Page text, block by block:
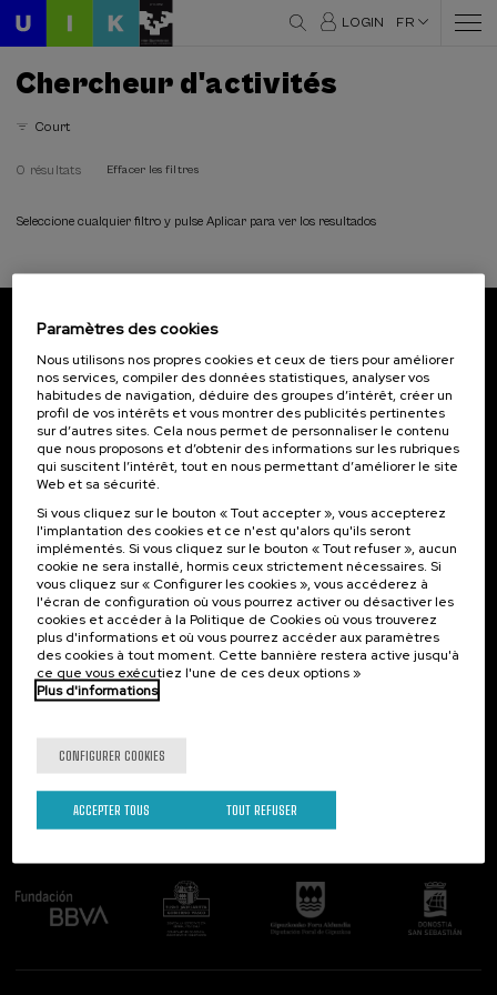
LOGIN FR
Chercheur d'activités
Court
0 résultats Effacer les filtres
Seleccione cualquier filtro y pulse Aplicar para ver los resultados
Inscrivez-vous pour être le premier à recevoir les
actualités de l'UIK.
S'abonner
Contact
Palacio Miramar
Paseo de Miraconcha, 48
20007 Donostia / San Sebastián
Gipuzkoa, Spain
Contactez-nous!
Intéressant...
Activités précédentes
Suivez-nous
Paramètres des cookies
Nous utilisons nos propres cookies et ceux de tiers pour améliorer
nos services, compiler des données statistiques, analyser vos
habitudes de navigation, déduire des groupes d’intérêt, créer un
profil de vos intérêts et vous montrer des publicités pertinentes
sur d’autres sites. Cela nous permet de personnaliser le contenu
que nous proposons et d’obtenir des informations sur les rubriques
qui suscitent l’intérêt, tout en nous permettant d’améliorer le site
Web et sa sécurité.
Si vous cliquez sur le bouton « Tout accepter », vous accepterez
l'implantation des cookies et ce n'est qu'alors qu'ils seront
implémentés. Si vous cliquez sur le bouton « Tout refuser », aucun
cookie ne sera installé, hormis ceux strictement nécessaires. Si
vous cliquez sur « Configurer les cookies », vous accéderez à
l'écran de configuration où vous pourrez activer ou désactiver les
cookies et accéder à la Politique de Cookies où vous trouverez
plus d'informations et où vous pourrez accéder aux paramètres
des cookies à tout moment. Cette bannière restera active jusqu'à
ce que vous exécutiez l'une de ces deux options »
Plus d'informations
CONFIGURER COOKIES
TOUT REFUSER
ACCEPTER TOUS